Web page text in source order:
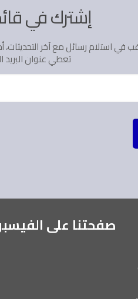
إشترك في
في استلام رسائل مع آخر
تعطي عنوان البريد
صفحتنا على